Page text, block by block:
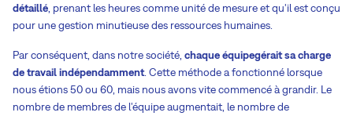
détaillé , prenant les heures comme unité de mesure et qu'il est conçu
pour une gestion minutieuse des ressources humaines.
Par conséquent, dans notre société, chaque équipegérait sa charge
de travail indépendamment. Cette méthode a fonctionné lorsque
nous étions 50 ou 60, mais nous avons vite commencé à grandir. Le
nombre de membres de l'équipe augmentait, le nombre de